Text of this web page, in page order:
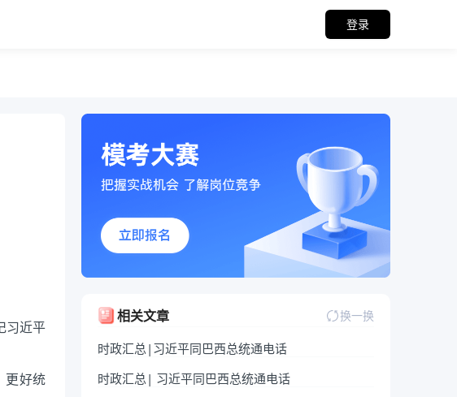
登录
习近平
更好统
相关备考资料
相关文章 换一换
时政汇总|习近平同巴西总统通电话
时政汇总| 习近平同巴西总统通电话